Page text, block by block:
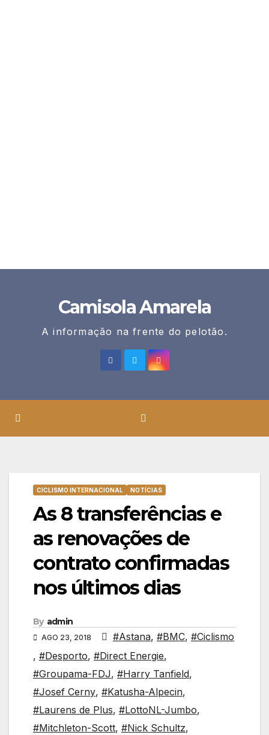
Camisola Amarela
A informação na frente do pelotão.
CICLISMO INTERNACIONAL NOTÍCIAS
As 8 transferências e
as renovações de
contrato confirmadas
nos últimos dias
By admin
AGO 23, 2018 #Astana, #BMC, #Ciclismo
, #Desporto, #Direct Energie,
#Groupama-FDJ, #Harry Tanfield,
#Josef Cerny, #Katusha-Alpecin,
#Laurens de Plus, #LottoNL-Jumbo,
#Mitchleton-Scott, #Nick Schultz,